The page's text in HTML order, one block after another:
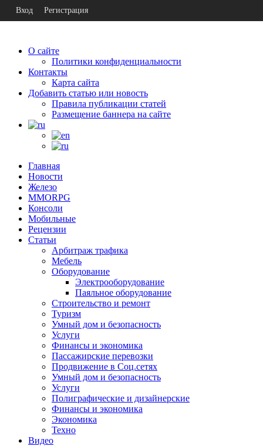
О сайте
Политики конфиденциальности
Контакты
Карта сайта
Добавить статью или новость
Правила публикации статей
Размещение баннера на сайте
Главная
Новости
Железо
MMORPG
Консоли
Мобильные
Рецензии
Статьи
Арбитраж трафика
Мебель
Оборудование
Электрооборудование
Паяльное оборудование
Строительство и ремонт
Туризм
Умный дом и безопасность
Услуги
Финансы и экономика
Пассажирские перевозки
Продвижение в Соц.сетях
Умный дом и безопасность
Услуги
Полиграфические и дизайнерские
Финансы и экономика
Экономика
Техно
Видео
Вход Регистрация